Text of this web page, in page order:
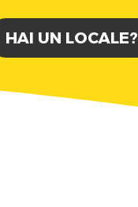
HAI UN LOCALE?